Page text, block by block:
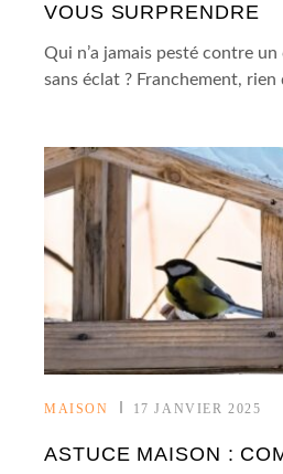
VOUS SURPRENDRE
Qui n’a jamais pesté contre
sans éclat ? Franchement, rien
MAISON 17 JANVIER 2025
ASTUCE MAISON :